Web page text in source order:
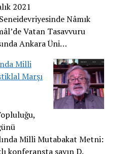
2021
Nâmık
Vatan Tasavvuru
Ankara Üni…
Milli
Marşı
Milli Mutabakat Metni:
konferansta sayın D.